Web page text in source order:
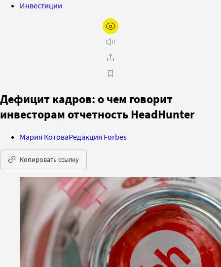
Инвестиции
Дефицит кадров: о чем говорит
инвесторам отчетность HeadHunter
Мария КотоваРедакция Forbes
Копировать ссылку